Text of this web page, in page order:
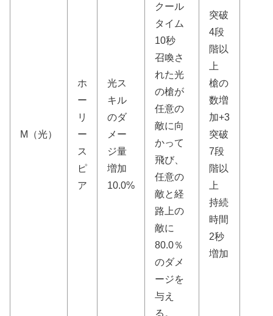
M（光）
ホ
ー
リ
ー
ス
ピ
ア
光ス
キル
のダ
メー
ジ量
増加
10.0%
クール
タイム
10秒
召喚さ
れた光
の槍が
任意の
敵に向
かって
飛び、
任意の
敵と経
路上の
敵に
80.0％
のダメ
ージを
与え
る。
突破
4段
階以
上
槍の
数増
加+3
突破
7段
階以
上
持続
時間
2秒
増加